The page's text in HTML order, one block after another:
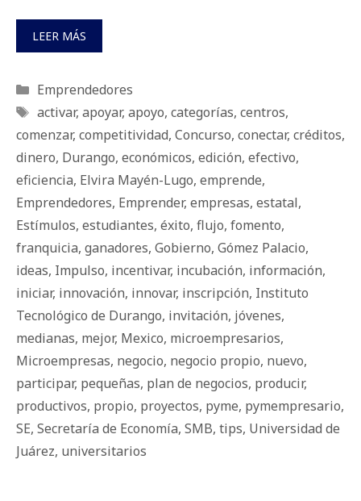
LEER MÁS
Categorías
Emprendedores
Etiquetas
activar, apoyar, apoyo, categorías, centros,
comenzar, competitividad, Concurso, conectar, créditos,
dinero, Durango, económicos, edición, efectivo,
eficiencia, Elvira Mayén-Lugo, emprende,
Emprendedores, Emprender, empresas, estatal,
Estímulos, estudiantes, éxito, flujo, fomento,
franquicia, ganadores, Gobierno, Gómez Palacio,
ideas, Impulso, incentivar, incubación, información,
iniciar, innovación, innovar, inscripción, Instituto
Tecnológico de Durango, invitación, jóvenes,
medianas, mejor, Mexico, microempresarios,
Microempresas, negocio, negocio propio, nuevo,
participar, pequeñas, plan de negocios, producir,
productivos, propio, proyectos, pyme, pymempresario,
SE, Secretaría de Economía, SMB, tips, Universidad de
Juárez, universitarios